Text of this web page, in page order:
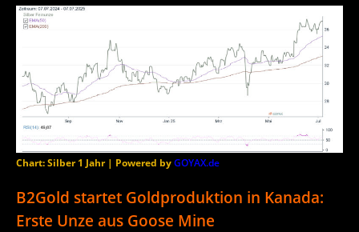
Chart: Silber 1 Jahr | Powered byGOYAX.de
B2Gold startet Goldproduktion in Kanada:
Erste Unze aus Goose Mine